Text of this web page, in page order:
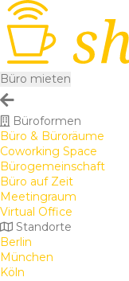
Büro mieten
Büroformen
Büro & Büroräume
Coworking Space
Bürogemeinschaft
Büro auf Zeit
Meetingraum
Virtual Office
Standorte
Berlin
München
Köln